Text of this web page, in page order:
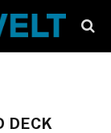
DECK